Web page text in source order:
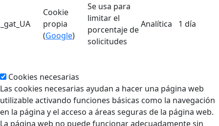
_gat_UA
Cookie
propia
(Google)
Se usa para
limitar el
porcentaje de
solicitudes
Analítica 1 día
Cookies necesarias
Las cookies necesarias ayudan a hacer una página web
utilizable activando funciones básicas como la navegación
en la página y el acceso a áreas seguras de la página web.
La página web no puede funcionar adecuadamente sin